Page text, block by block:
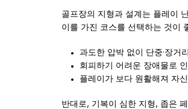
골프장의 지형과 설계는 플레이
이를 가진 코스를 선택하는 것이
과도한 압박 없이 단중·장거
회피하기 어려운 장애물로
플레이가 보다 원활해져 자
반대로, 기복이 심한 지형, 좁은